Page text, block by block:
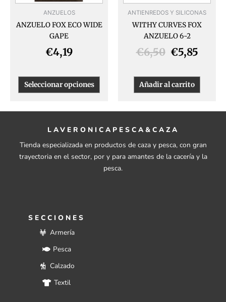
ANZUELOS
ANZUELO FOX ECO WIDE
GAPE
€4,19
Seleccionar opciones
pueden
en
ANTIENREDOS Y SILICONAS
WITHY CURVES FOX
ANZUELO 6-2
€6,50 €5,85
Añadir al carrito
LAVERONICAPESCA&CAZA
Tienda especializada en productos de caza y pesca, con gran
trayectoria en el sector, por y para amantes de la cacería y la
pesca.
SECCIONES
Armería
Pesca
Calzado
Textil